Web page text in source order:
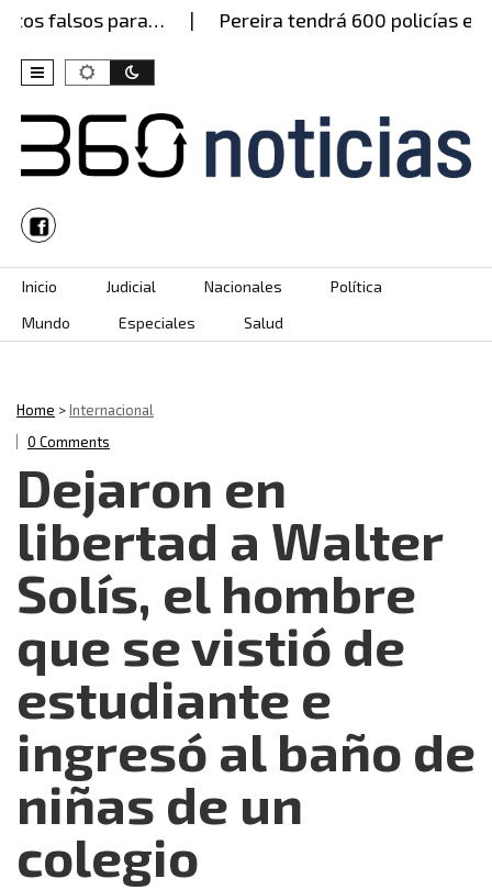
para… Pereira tendrá 600 policías este
Skip to content
Inicio Judicial Nacionales
Política
Mundo
Especiales Salud
Home >Internacional
0 Comments
Dejaron en
libertad a Walter
Solís, el hombre
que se vistió de
estudiante e
ingresó al baño de
niñas de un
colegio